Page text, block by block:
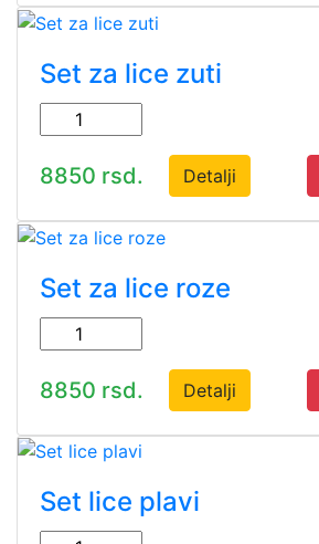
Set za lice zuti
8850 rsd. Detalji
Set za lice roze
8850 rsd. Detalji
Set lice plavi